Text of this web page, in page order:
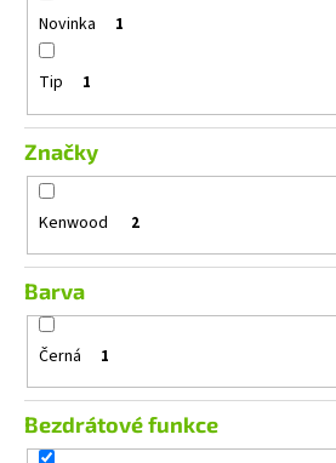
Novinka 1
Tip 1
Značky
Kenwood 2
Barva
Černá 1
Bezdrátové funkce
m
e
ALPINE
S2-
S65C
3
490
Kč
Původně:
990
Kč